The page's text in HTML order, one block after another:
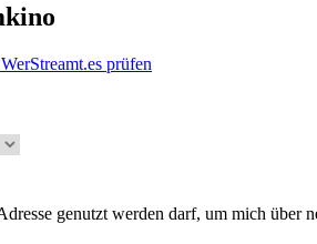
prüfen
genutzt werden darf, um mich über